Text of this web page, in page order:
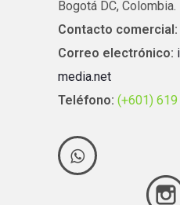
Bogotá DC, Colombia.
Contacto comercial:
Correo electrónico:
media.net
Teléfono: (+601)